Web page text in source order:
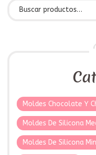
Moldes Chocolate Y
Moldes De Silicona
Moldes De Silicona